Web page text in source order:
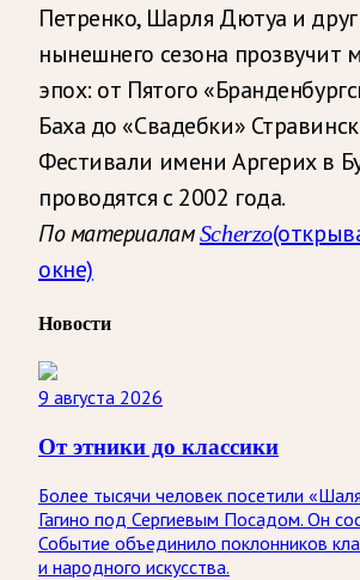
Петренко, Шарля Дютуа и
нынешнего сезона прозвучит
эпох: от Пятого
Баха до «Свадебки»
Фестивали имени Аргерих в
проводятся с 2002 года.
По материаламScherzo
окне)
Новости
9 августа 2026
От этники до классики
Более тысячи человек посетили
Гагино под Сергиевым Посадом. Он
Событие объединило поклонников
и народного искусства.